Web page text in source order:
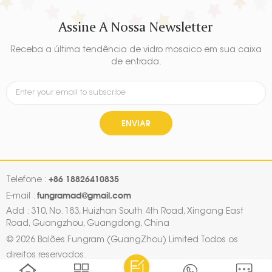
Assine A Nossa Newsletter
Receba a última tendência de vidro mosaico em sua caixa
de entrada.
ENVIAR
Telefone : +86 18826410835
E-mail : fungramad@gmail.com
Add : 310, No. 183, Huizhan South 4th Road, Xingang East
Road, Guangzhou, Guangdong, China
© 2026 Balões Fungram (GuangZhou) Limited Todos os
direitos reservados.